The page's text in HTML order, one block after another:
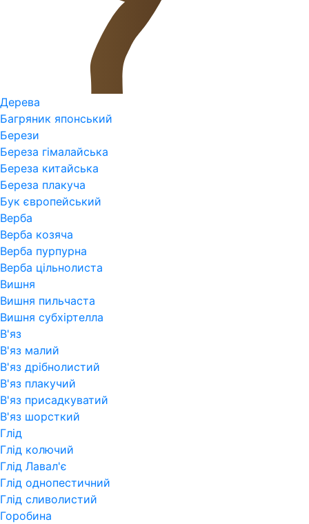
Дерева
Багряник японський
Берези
Береза гімалайська
Береза китайська
Береза плакуча
Бук європейський
Верба
Верба козяча
Верба пурпурна
Верба цільнолиста
Вишня
Вишня пильчаста
Вишня субхіртелла
В'яз
В'яз малий
В'яз дрібнолистий
В'яз плакучий
В'яз присадкуватий
В'яз шорсткий
Глід
Глід колючий
Глід Лавал'є
Глід однопестичний
Глід сливолистий
Горобина